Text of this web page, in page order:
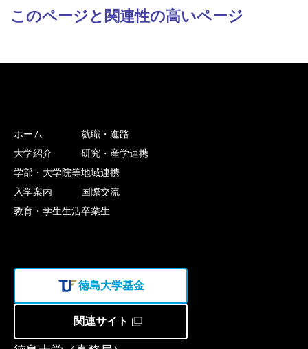
このページと関連性の高いページ
ホーム
大学紹介
学部・大学院等
入学案内
教育・学生生活
就職・進路
研究・産学連携
地域連携
国際交流
卒業生
徳島大学基金
関連サイト